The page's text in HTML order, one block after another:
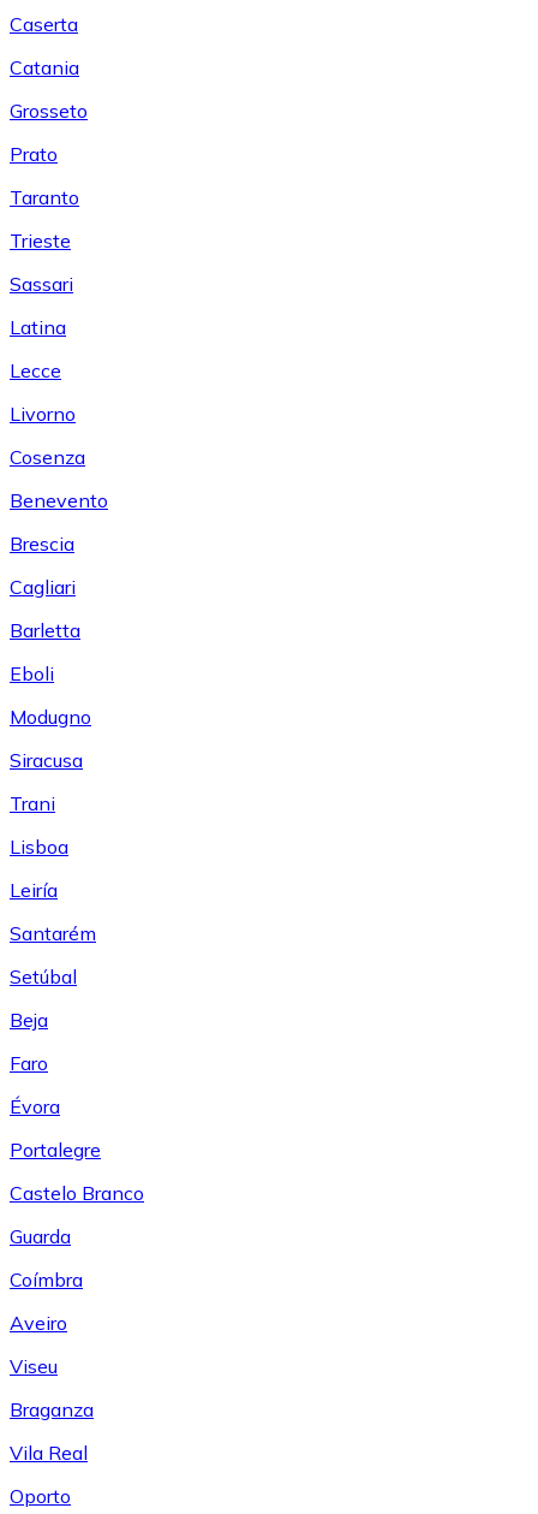
Caserta
Catania
Grosseto
Prato
Taranto
Trieste
Sassari
Latina
Lecce
Livorno
Cosenza
Benevento
Brescia
Cagliari
Barletta
Eboli
Modugno
Siracusa
Trani
Lisboa
Leiría
Santarém
Setúbal
Beja
Faro
Évora
Portalegre
Castelo Branco
Guarda
Coímbra
Aveiro
Viseu
Braganza
Vila Real
Oporto